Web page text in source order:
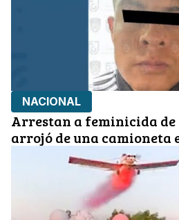
NACIONAL
Arrestan a feminicida
arrojó de una camioneta